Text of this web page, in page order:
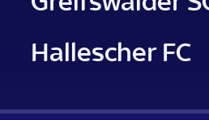
Hallescher FC